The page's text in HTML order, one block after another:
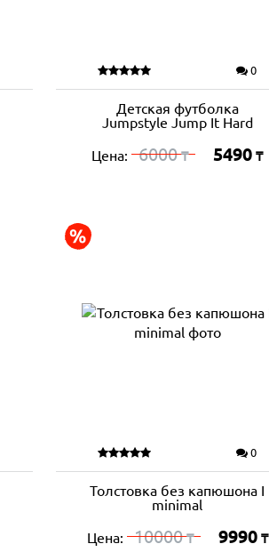
0
Детская футболка
Jumpstyle Jump It Hard
Цена: 6000₸ 5490 ₸
0
Толстовка без капюшона I
minimal
Цена: 10000₸ 9990 ₸